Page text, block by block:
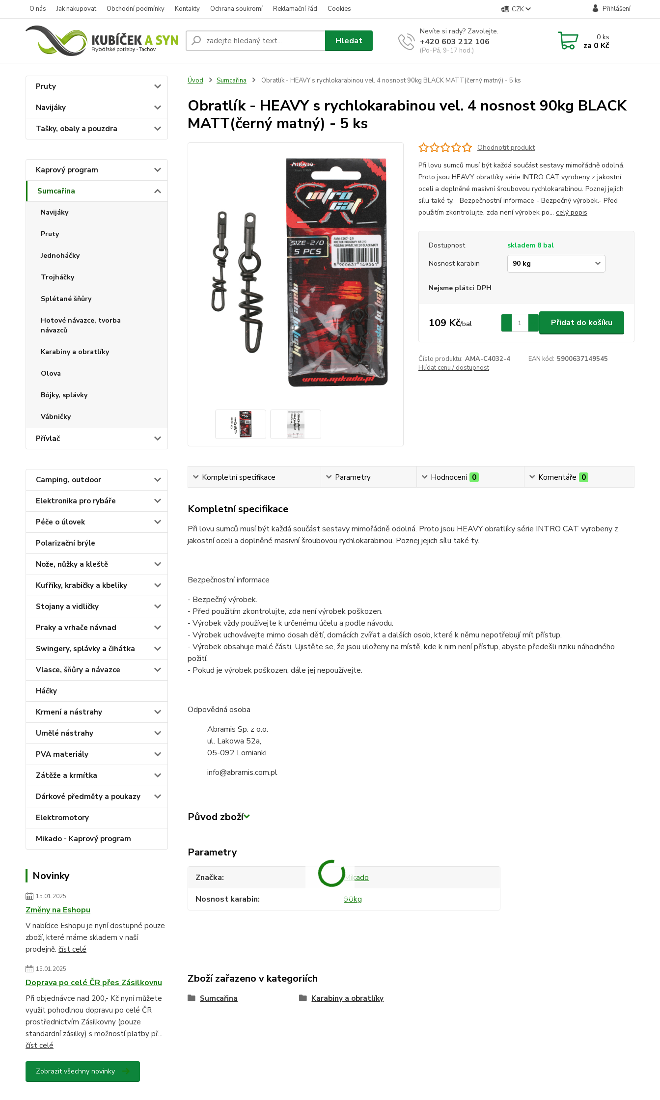
O nás Jak nakupovat Obchodní podmínky Kontakty Ochrana soukromí Reklamační řád Cookies CZK Přihlášení
Hledat
Nevíte si rady? Zavolejte.
+420 603 212 106
(Po-Pá, 9-17 hod.)
0ks
za 0 Kč
Pruty
Navijáky
Tašky, obaly a pouzdra
Kaprový program
Sumcařina
Navijáky
Pruty
Jednoháčky
Trojháčky
Splétané šňůry
Hotové návazce, tvorba
návazců
Karabiny a obratlíky
Olova
Bójky, splávky
Vábničky
Přívlač
Camping, outdoor
Elektronika pro rybáře
Péče o úlovek
Polarizační brýle
Nože, nůžky a kleště
Kufříky, krabičky a kbelíky
Stojany a vidličky
Praky a vrhače návnad
Swingery, splávky a čihátka
Vlasce, šňůry a návazce
Háčky
Krmení a nástrahy
Umělé nástrahy
PVA materiály
Zátěže a krmítka
Dárkové předměty a poukazy
Elektromotory
Mikado - Kaprový program
Novinky
15.01.2025
Změny na Eshopu
V nabídce Eshopu je nyní dostupné pouze
zboží, které máme skladem v naší
prodejně. číst celé
15.01.2025
Doprava po celé ČR přes Zásilkovnu
Při objednávce nad 200,- Kč nyní můžete
využít pohodlnou dopravu po celé ČR
prostřednictvím Zásilkovny (pouze
standardní zásilky) s možností platby př...
číst celé
Zobrazit všechny novinky
Úvod Sumcařina Obratlík - HEAVY s rychlokarabinou vel. 4 nosnost 90kg BLACK MATT(černý matný) - 5 ks
Obratlík - HEAVY s rychlokarabinou vel. 4 nosnost 90kg BLACK
MATT(černý matný) - 5 ks
Ohodnotit produkt
Při lovu sumců musí být každá součást sestavy mimořádně odolná.
Proto jsou HEAVY obratlíky série INTRO CAT vyrobeny z jakostní
oceli a doplněné masivní šroubovou rychlokarabinou. Poznej jejich
sílu také ty. Bezpečnostní informace - Bezpečný výrobek.- Před
použitím zkontrolujte, zda není výrobek po... celý popis
Dostupnost
skladem 8 bal
Nosnost karabin
Nejsme plátci DPH
109 Kč/bal Přidat do košíku
Číslo produktu: AMA-C4032-4 EAN kód: 5900637149545
Hlídat cenu / dostupnost
Kompletní specifikace Parametry Hodnocení 0 Komentáře 0
Kompletní specifikace
Při lovu sumců musí být každá součást sestavy mimořádně odolná. Proto jsou HEAVY obratlíky série INTRO CAT vyrobeny z
jakostní oceli a doplněné masivní šroubovou rychlokarabinou. Poznej jejich sílu také ty.
Bezpečnostní informace
- Bezpečný výrobek.
- Před použitím zkontrolujte, zda není výrobek poškozen.
- Výrobek vždy používejte k určenému účelu a podle návodu.
- Výrobek uchovávejte mimo dosah dětí, domácích zvířat a dalších osob, které k němu nepotřebují mít přístup.
- Výrobek obsahuje malé části, Ujistěte se, že jsou uloženy na místě, kde k nim není přístup, abyste předešli riziku náhodného
požití.
- Pokud je výrobek poškozen, dále jej nepoužívejte.
Odpovědná osoba
Abramis Sp. z o.o.
ul. Lakowa 52a,
05-092 Lomianki
info@abramis.com.pl
Původ zboží
Parametry
Značka
Mikado
Nosnost karabin
90kg
Zboží zařazeno v kategoriích
Sumcařina Karabiny a obratlíky